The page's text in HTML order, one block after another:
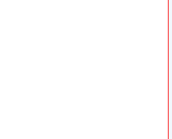
经开区应急办向区内企业一线职工赠送市
达州经开区民营办邀请投行团队到辖区优
2017年九江经开区政办公室公开考选机关
合肥经开区“重赏”揽才创办企业高励200
区管委会办公室关于印发《九江经开区小
西安经发集团-经开区文明办充分肯定经
工商注册没有办公地址南宁经开区办理,